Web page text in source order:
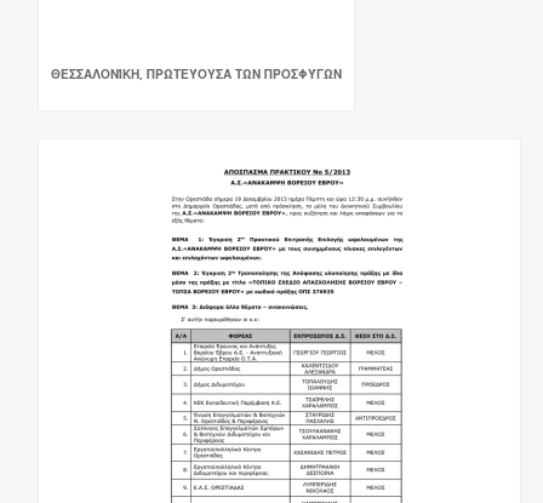
ΘΕΣΣΑΛΟΝΊΚΗ, ΠΡΩΤΕΎΟΥΣΑ ΤΩΝ ΠΡΟΣΦΎΓΩΝ